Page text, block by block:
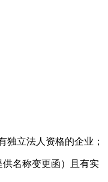
独立法人资格的企业；
名称变更函）且有实